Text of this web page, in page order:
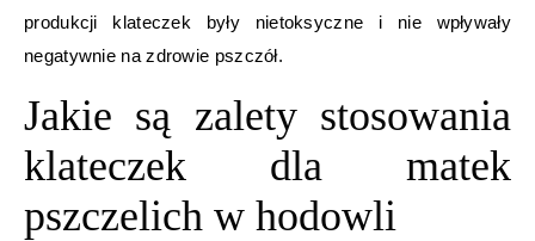
produkcji klateczek były nietoksyczne i nie wpływały
negatywnie na zdrowie pszczół.
Jakie są zalety stosowania
klateczek dla matek
pszczelich w hodowli